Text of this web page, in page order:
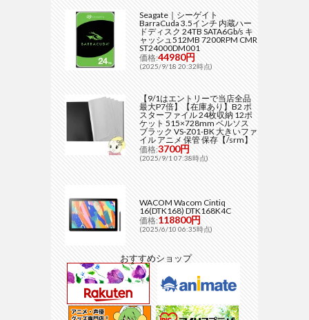
Seagate｜シーゲイト
BarraCuda 3.5インチ 内蔵ハー
ドディスク 24TB SATA6Gb/s キ
ャッシュ512MB 7200RPM CMR
ST24000DM001
価格:44980円
(2025/9/18 20:32時点)
【9/1はエントリーで当店全品
最大P7倍】【在庫あり】B2 ポ
スターファイル 24枚収納 12ポ
ケット 515×728mm ベルソス
ブラック VS-Z01-BK 大きいファ
イル アニメ 保管 保存【/srm】
価格:3700円
(2025/9/1 07:38時点)
WACOM Wacom Cintiq
16(DTK168) DTK168K4C
価格:118800円
(2025/6/10 06:35時点)
おすすめショップ